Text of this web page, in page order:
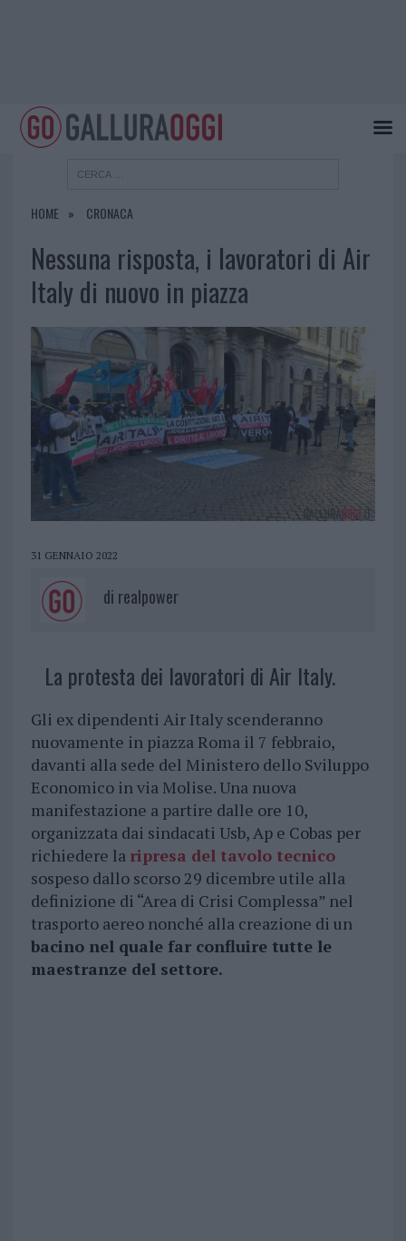
HOME CRONACA
Nessuna risposta, i lavoratori di Air
Italy di nuovo in piazza
31 GENNAIO 2022
di realpower
La protesta dei lavoratori di Air Italy.
Gli ex dipendenti Air Italy scenderanno
nuovamente in piazza Roma il 7 febbraio,
davanti alla sede del Ministero dello Sviluppo
Economico in via Molise. Una nuova
manifestazione a partire dalle ore 10,
organizzata dai sindacati Usb, Ap e Cobas per
richiedere la ripresa del tavolo tecnico
sospeso dallo scorso 29 dicembre utile alla
definizione di “Area di Crisi Complessa” nel
trasporto aereo nonché alla creazione di un
bacino nel quale far confluire tutte le
maestranze del settore.